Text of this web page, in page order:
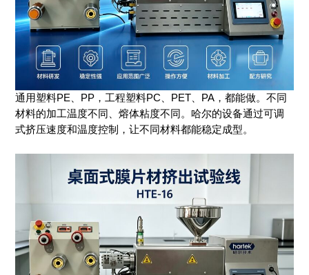
通用塑料PE、PP，工程塑料PC、PET、PA，都能做。不同
材料的加工温度不同、熔体粘度不同。哈尔的设备通过可调
式挤压速度和温度控制，让不同材料都能稳定成型。